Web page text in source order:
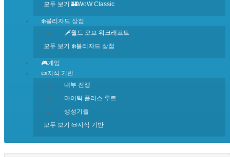
모두 보기 🏰WoW Classic
❄️블리자드 상점
🗡️월드 오브 워크래프트
모두 보기 ❄️블리자드 상점
🎮게임
📜지식 기반
내부 전쟁
마이틱 플러스 루트
생성기들
모두 보기 📜지식 기반